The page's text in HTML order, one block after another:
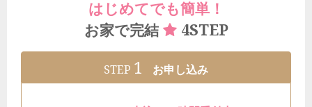
はじめてでも簡単！
お家で完結
4STEP
STEP 1 お申し込み